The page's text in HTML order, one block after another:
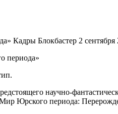
Кадры Блокбастер 2 сентября
научно-
Юрского периода: